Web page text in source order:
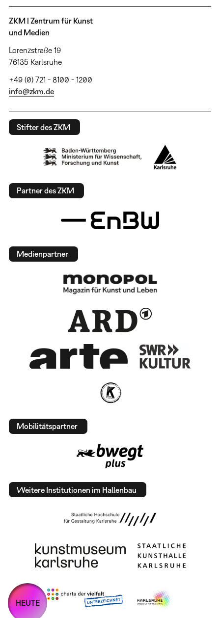
ZKM | Zentrum für Kunst
und Medien
Lorenzstraße 19
76135 Karlsruhe
+49 (0) 721 - 8100 - 1200
info@zkm.de
Stifter des ZKM
Partner des ZKM
Medienpartner
Mobilitätspartner
Weitere Institutionen im Hallenbau
HEUTE